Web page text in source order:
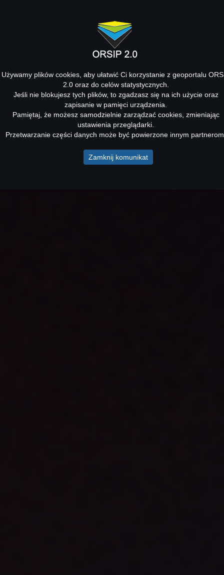
Używamy plików cookies, aby ułatwić Ci korzystanie z geoportalu
2.0 oraz do celów statystycznych.
Jeśli nie blokujesz tych plików, to zgadzasz się na ich użycie oraz
zapisanie w pamięci urządzenia.
Pamiętaj, że możesz samodzielnie zarządzać cookies, zmieniając
ustawienia przeglądarki.
Przetwarzanie części danych może być powierzone innym
Zamknij komunikat